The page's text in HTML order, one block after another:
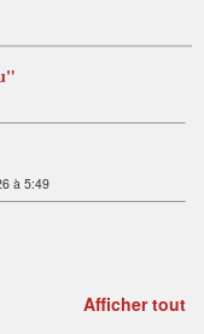
à 5:49
Afficher tout